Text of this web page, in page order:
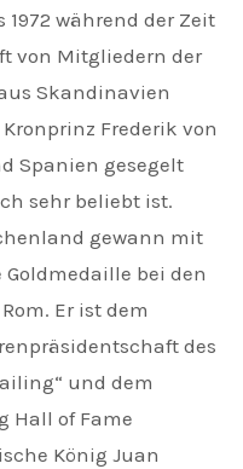
1972 während der Zeit
von Mitgliedern der
Skandinavien
Frederik von
Spanien gesegelt
sehr beliebt ist.
gewann mit
bei den
Er ist dem
des
und dem
Hall of Fame
König Juan